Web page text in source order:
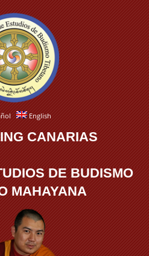
English
CANARIAS
DE BUDISMO
MAHAYANA